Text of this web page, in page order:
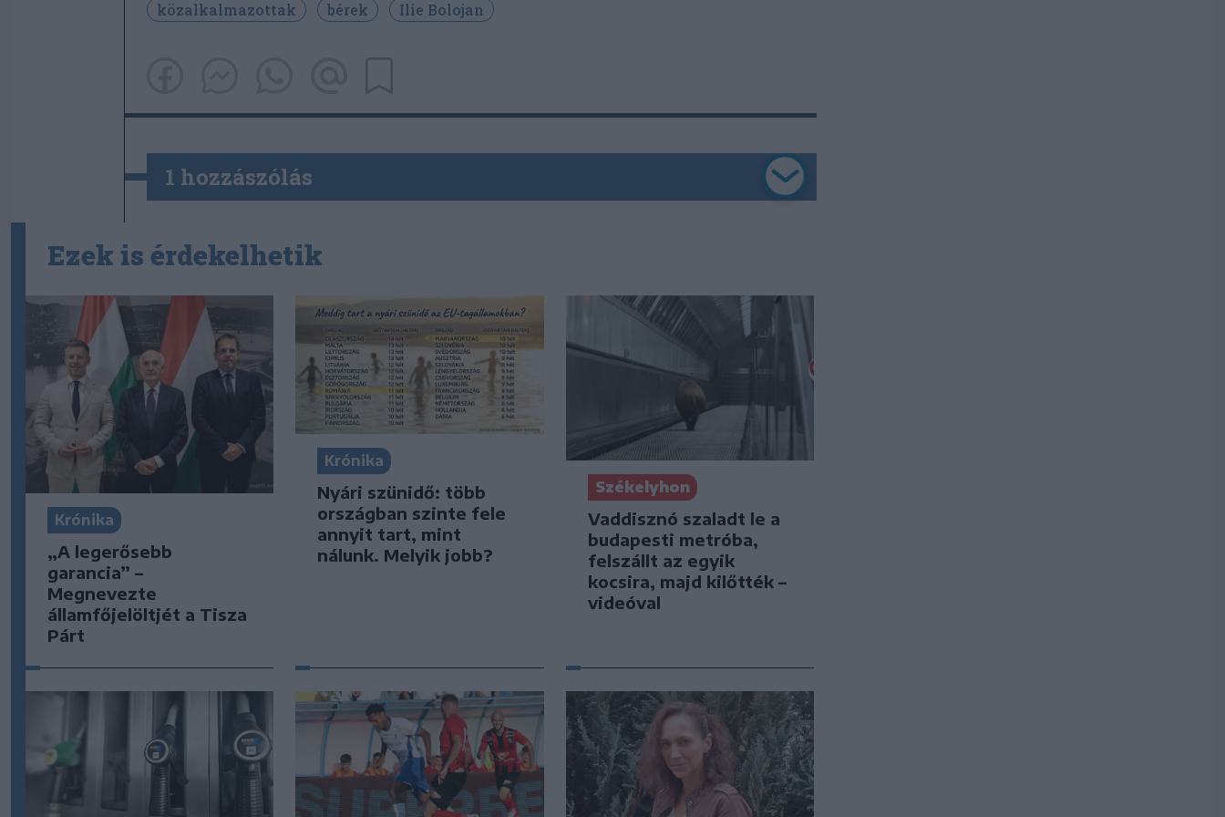
közalkalmazottak bérek Ilie Bolojan
1 hozzászólás
Ezek is érdekelhetik
Krónika
„A legerősebb
garancia” –
Megnevezte
államfőjelöltjét a Tisza
Párt
Krónika
Nyári szünidő: több
országban szinte fele
annyit tart, mint
nálunk. Melyik jobb?
Székelyhon
Vaddisznó szaladt le a
budapesti metróba,
felszállt az egyik
kocsira, majd kilőtték –
videóval